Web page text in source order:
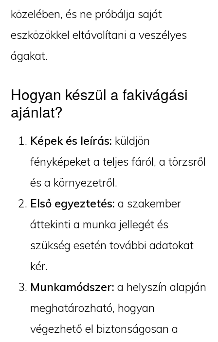
közelében, és ne próbálja saját
eszközökkel eltávolítani a veszélyes
ágakat.
Hogyan készül a fakivágási
ajánlat?
Képek és leírás: küldjön
fényképeket a teljes fáról, a törzsről
és a környezetről.
Első egyeztetés: a szakember
áttekinti a munka jellegét és
szükség esetén további adatokat
kér.
Munkamódszer: a helyszín alapján
meghatározható, hogyan
végezhető el biztonságosan a